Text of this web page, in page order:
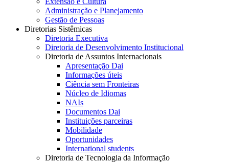
Administração e Planejamento
Gestão de Pessoas
Diretorias Sistêmicas
Diretoria Executiva
Diretoria de Desenvolvimento Institucional
Diretoria de Assuntos Internacionais
Apresentação Dai
Informações úteis
Ciência sem Fronteiras
Núcleo de Idiomas
NAIs
Documentos Dai
Instituições parceiras
Mobilidade
Oportunidades
International students
Diretoria de Tecnologia da Informação